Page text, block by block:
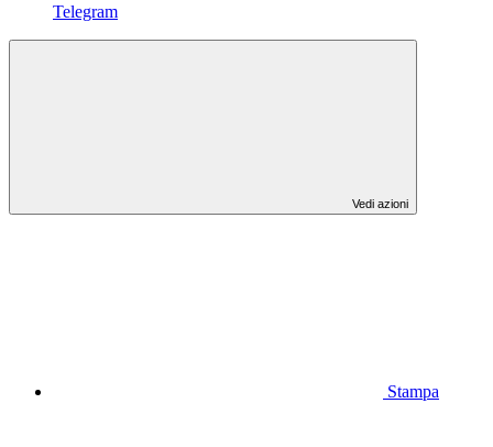
Telegram
Vedi azioni
Stampa